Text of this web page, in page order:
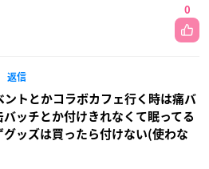
0
返信
トとかコラボカフェ行く時は痛バ
ッチとか付けきれなくて眠ってる
ッズは買ったら付けない(使わな